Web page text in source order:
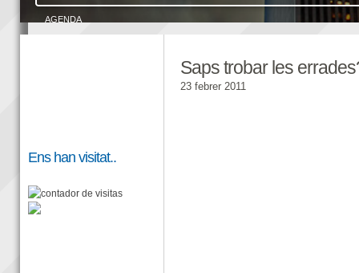
AGENDA
Saps trobar les
23 febrer 2011
Ens han visitat..